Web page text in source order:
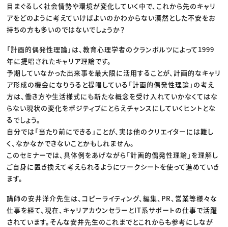
プロフェッショナル×つながる×メディア
目まぐるしく社会情勢や環境が変化していく中で、これから先のキャリ
アをどのように考えていけばよいのかわからない漠然とした不安をお
持ちの方も多いのではないでしょうか？
「計画的偶発性理論」は、教育心理学者のクランボルツによって1999
年に提唱されたキャリア理論です。
予期していなかった出来事を最大限に活用することが、計画的なキャリ
ア形成の機会になりうると提唱している「計画的偶発性理論」の考え
方は、働き方や生活様式にも新たな概念を受け入れていかなくてはな
らない現状の変化をポジティブにとらえチャンスにしていくヒントとな
るでしょう。
自分では「当たり前にできる」ことが、実は他のクリエイターには難し
く、なかなかできないことかもしれません。
このセミナーでは、具体例をあげながら「計画的偶発性理論」を理解し
ご自身に置き換えて考えられるようにワークシートを使って進めていき
ます。
講師の安井洋介先生は、コピーライティング、編集、PR、営業等様々な
仕事を経て、現在、キャリアカウンセラーとIT系サポートの仕事で活躍
されています。そんな安井先生のこれまでとこれからも参考にしなが